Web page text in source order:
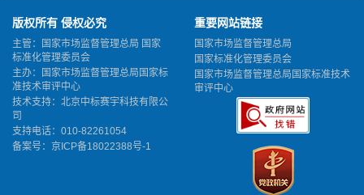
版权所有 侵权必究
主管：国家市场监督管理总局 国家
标准化管理委员会
主办：国家市场监督管理总局国家标
准技术审评中心
技术支持：北京中标赛宇科技有限公
司
支持电话：010-82261054
备案号： 京ICP备18022388号-1
重要网站链接
国家市场监督管理总局
国家标准化管理委员会
国家市场监督管理总局国家标准技术
审评中心